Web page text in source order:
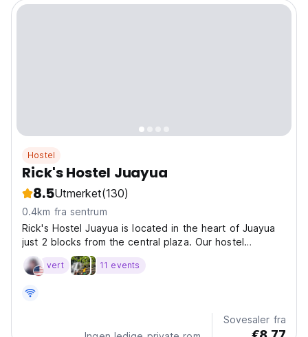
Hostel
Rick's Hostel Juayua
8.5Utmerket(130)
0.4km fra sentrum
Rick's Hostel Juayua is located in the heart of Juayua
just 2 blocks from the central plaza. Our hostel
features a spacious garden full of tranquility and
comfortables rooms, perfect for relaxing and enjoying
vert 11 events
Sovesaler fra